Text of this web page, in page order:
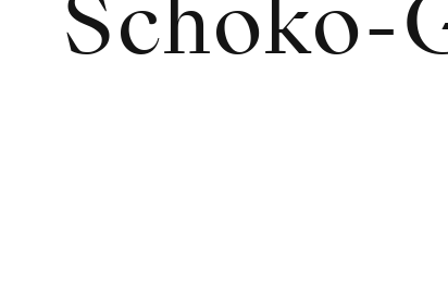
Schoko-